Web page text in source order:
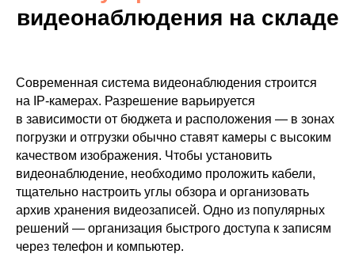
видеонаблюдения на складе
Современная система видеонаблюдения строится
на IP-камерах. Разрешение варьируется
в зависимости от бюджета и расположения — в зонах
погрузки и отгрузки обычно ставят камеры с высоким
качеством изображения. Чтобы установить
видеонаблюдение, необходимо проложить кабели,
тщательно настроить углы обзора и организовать
архив хранения видеозаписей. Одно из популярных
решений — организация быстрого доступа к записям
через телефон и компьютер.